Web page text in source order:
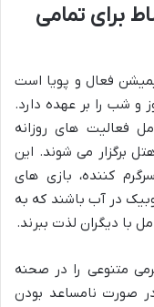
برای تمامی
فعال و پویا است
و شب را بر عهده دارد.
فعالیت های روزانه
برگزار می شوند. این
کننده، بازی های
در آب باشند که به
با دیگران لذت ببرند.
متنوعی را در صحنه
صورت نامساعد بودن